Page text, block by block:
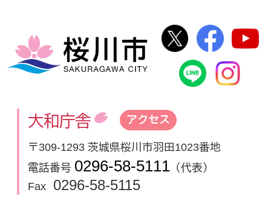
桜川市
桜川市公式
桜川
桜川市公
大和庁舎 アクセス
〒309-1293 茨城県桜川市羽田1023番地
電話番号 0296-58-5111 （代表）
Fax
0296-58-5115